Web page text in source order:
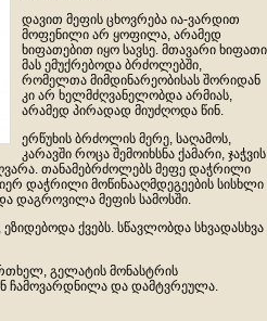
დავით მეფის ცხოვრება ია-ვარდით
მოფენილი არ ყოფილა, არამედ
ხიფათებით იყო სავსე. მთავარი ხიფათი
მას ემუქრებოდა ბრძოლებში,
რომელთა მიმდინარეობისას შორიდან
კი არ ხელმძღვანელობდა არმიას,
არამედ პირადად მიუძღოდა წინ.
ერწუხის ბრძოლის მერე, საღამოს,
კარავში როცა შემოიხსნა ქამარი, ჯაჭვის
თანამებრძოლებს მეფე დაჭრილი
დაჭრილი მოწინააღმდეგეების სისხლი
დაგროვილა მეფის სამოსში.
ქვებს. სწავლობდა სხვადასხვა
გელატის მონასტრის
ჩამოვარდნილა და დამტვრეულა.